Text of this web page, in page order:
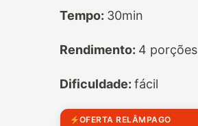
Tempo: 30min
Rendimento: 4 porções
Dificuldade: fácil
OFERTA RELÂMPAGO